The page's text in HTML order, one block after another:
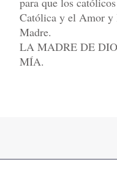
Católica y el Amor y
Madre.
LA MADRE DE
MÍA.